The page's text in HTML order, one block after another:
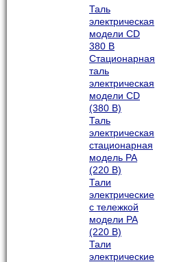
Таль
электрическая
модели CD
380 В
Стационарная
таль
электрическая
модели CD
(380 В)
Таль
электрическая
стационарная
модель РА
(220 В)
Тали
электрические
с тележкой
модели РА
(220 В)
Тали
электрические